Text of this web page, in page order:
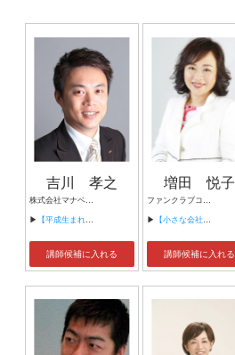
吉川 孝之
株式会社マナベル 代表取締役 株式会社じんざい社 パートナーコンサルタント
▶ 【平成生まれの部下指導の具体策】
講師候補に入れる
増田 悦子
ファンクラブコンサルタント 株式会社ROSES（ローゼズ） 代表取締役社長 株式会社ROSESコンサルティング代表取締役社長 株式会社ROSESエンタテインメント代表取締役社長
▶ 【小さな会社のファンづくり】
講師候補に入れる